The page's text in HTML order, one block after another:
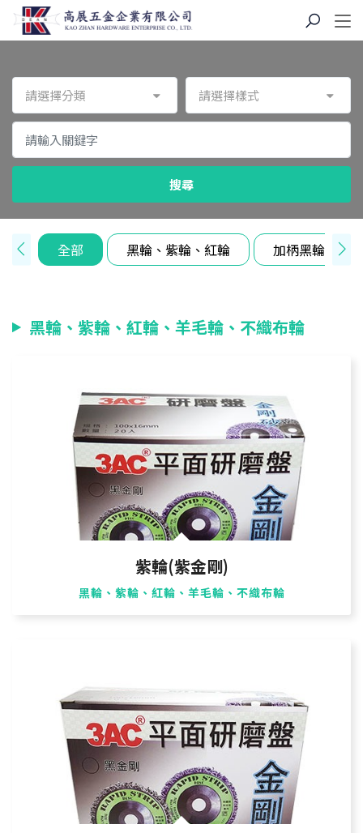
請選擇分類 請選擇樣式
搜尋
全部 黑輪、紫輪、紅輪 加柄黑輪
黑輪、紫輪、紅輪、羊毛輪、不織布輪
紫輪(紫金剛)
黑輪、紫輪、紅輪、羊毛輪、不織布輪